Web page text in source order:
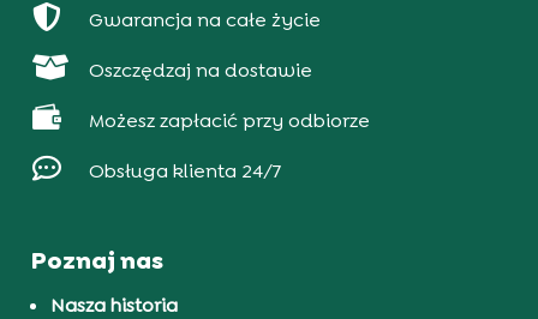
 Gwarancja na całe życie
 Oszczędzaj na dostawie
 Możesz zapłacić przy odbiorze
 Obsługa klienta 24/7
Poznaj nas
Nasza historia